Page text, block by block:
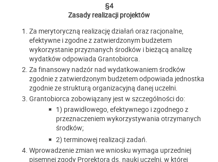
§4
Zasady realizacji projektów
Za merytoryczną realizację działań oraz racjonalne,
efektywne i zgodne z zatwierdzonym budżetem
wykorzystanie przyznanych środków i bieżącą analizę
wydatków odpowiada Grantobiorca.
Za finansowy nadzór nad wydatkowaniem środków
zgodnie z zatwierdzonym budżetem odpowiada jednostka
zgodnie ze strukturą organizacyjną danej uczelni.
Grantobiorca zobowiązany jest w szczególności do:
1) prawidłowego, efektywnego i zgodnego z
przeznaczeniem wykorzystywania otrzymanych
środków;
2) terminowej realizacji zadań.
Wprowadzenie zmian we wniosku wymaga uprzedniej
pisemnej zgody Prorektora ds. nauki uczelni, w której